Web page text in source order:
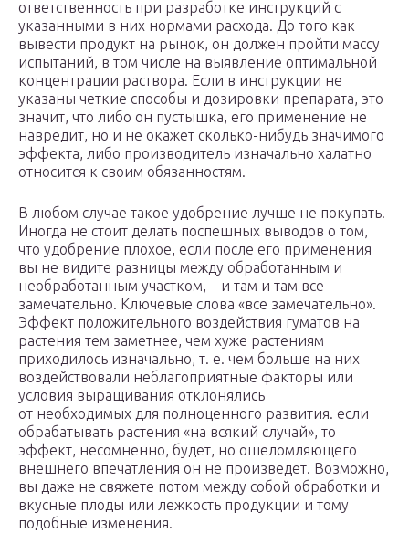
ответственность при разработке инструкций с
указанными в них нормами расхода. До того как
вывести продукт на рынок, он должен пройти массу
испытаний, в том числе на выявление оптимальной
концентрации раствора. Если в инструкции не
указаны четкие способы и дозировки препарата, это
значит, что либо он пустышка, его применение не
навредит, но и не окажет сколько-нибудь значимого
эффекта, либо производитель изначально халатно
относится к своим обязанностям.
В любом случае такое удобрение лучше не покупать.
Иногда не стоит делать поспешных выводов о том,
что удобрение плохое, если после его применения
вы не видите разницы между обработанным и
необработанным участком, – и там и там все
замечательно. Ключевые слова «все замечательно».
Эффект положительного воздействия гуматов на
растения тем заметнее, чем хуже растениям
приходилось изначально, т. е. чем больше на них
воздействовали неблагоприятные факторы или
условия выращивания отклонялись
от необходимых для полноценного развития. если
обрабатывать растения «на всякий случай», то
эффект, несомненно, будет, но ошеломляющего
внешнего впечатления он не произведет. Возможно,
вы даже не свяжете потом между собой обработки и
вкусные плоды или лежкость продукции и тому
подобные изменения.